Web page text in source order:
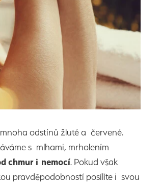
odstínů žluté a červené.
s mlhami, mrholením
chmur i nemocí. Pokud však
pravděpodobností posílíte i svou